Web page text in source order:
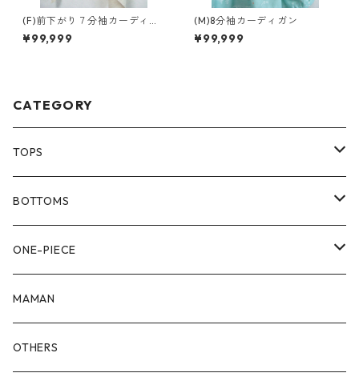
(F)前下がり７分袖カーディガ
ン
¥99,999
(M)8分袖カーディガン
¥99,999
CATEGORY
TOPS
80size
90size
100size
110size
BOTTOMS
80size
90size
100size
ONE-PIECE
80size
90size
MAMAN
OTHERS